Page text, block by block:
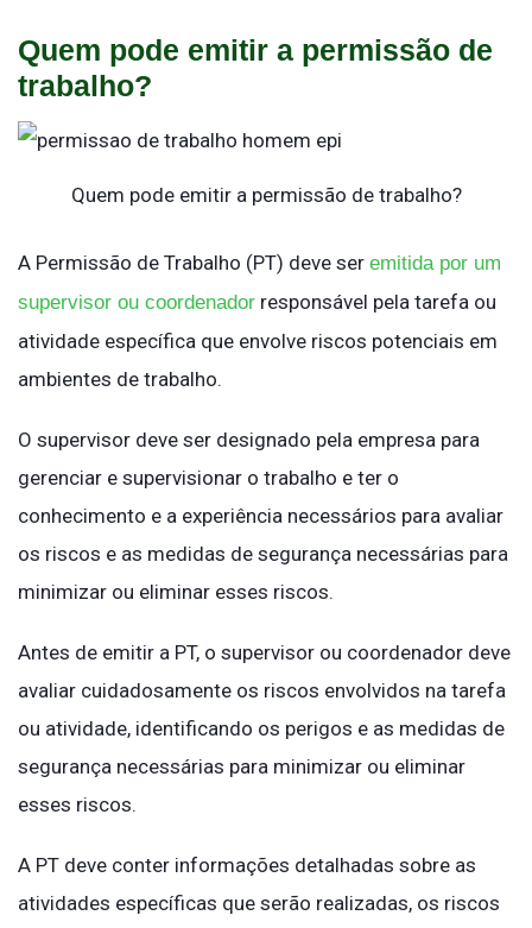
Quem pode emitir a permissão de
trabalho?
Quem pode emitir a permissão de trabalho?
A Permissão de Trabalho (PT) deve ser emitida por um
supervisor ou coordenador responsável pela tarefa ou
atividade específica que envolve riscos potenciais em
ambientes de trabalho.
O supervisor deve ser designado pela empresa para
gerenciar e supervisionar o trabalho e ter o
conhecimento e a experiência necessários para avaliar
os riscos e as medidas de segurança necessárias para
minimizar ou eliminar esses riscos.
Antes de emitir a PT, o supervisor ou coordenador deve
avaliar cuidadosamente os riscos envolvidos na tarefa
ou atividade, identificando os perigos e as medidas de
segurança necessárias para minimizar ou eliminar
esses riscos.
A PT deve conter informações detalhadas sobre as
atividades específicas que serão realizadas, os riscos